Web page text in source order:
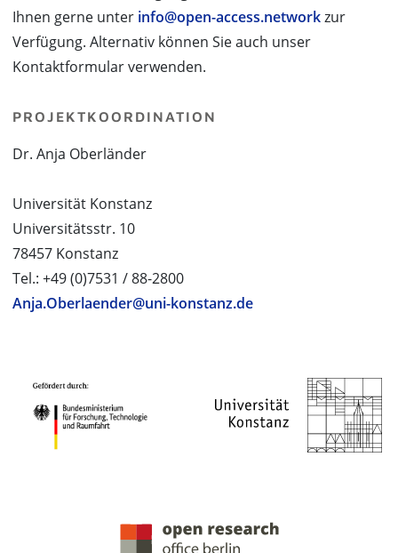
Ihnen gerne unter info@open-access.networkzur
Verfügung. Alternativ können Sie auch unser
Kontaktformular verwenden.
PROJEKTKOORDINATION
Dr. Anja Oberländer
Universität Konstanz
Universitätsstr. 10
78457 Konstanz
Tel.: +49 (0)7531 / 88-2800
Anja.Oberlaender@uni-konstanz.de